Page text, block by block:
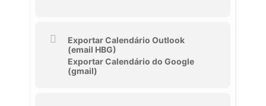
Exportar Calendário Outlook
(email HBG)
Exportar Calendário do Google
(gmail)